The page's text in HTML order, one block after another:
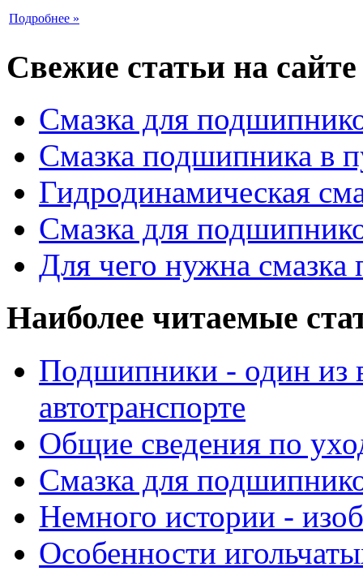
Подробнее »
Свежие статьи на сайте
Смазка для
Смазка подшипника в
Гидродинамическая
Смазка для
Для чего нужна
Наиболее читаемые
Подшипники - один из
автотранспорте
Общие сведения по
Смазка для
Немного истории -
Особенности